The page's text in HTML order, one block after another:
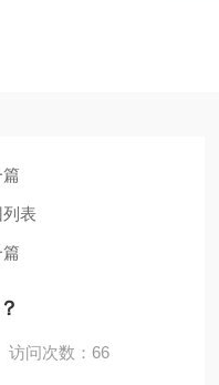
篇
表
访问次数：66